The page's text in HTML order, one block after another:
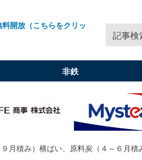
開放（こちらをクリッ
記事検
非鉄
月積み）横ばい、原料炭（４～６月積